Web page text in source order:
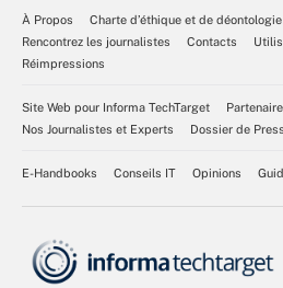
À Propos
Charte d’éthique et de déontologie
Rencontrez les journalistes
Contacts
Réimpressions
Site Web pour Informa TechTarget
Nos Journalistes et Experts
Dossier de
E-Handbooks Conseils IT Opinions